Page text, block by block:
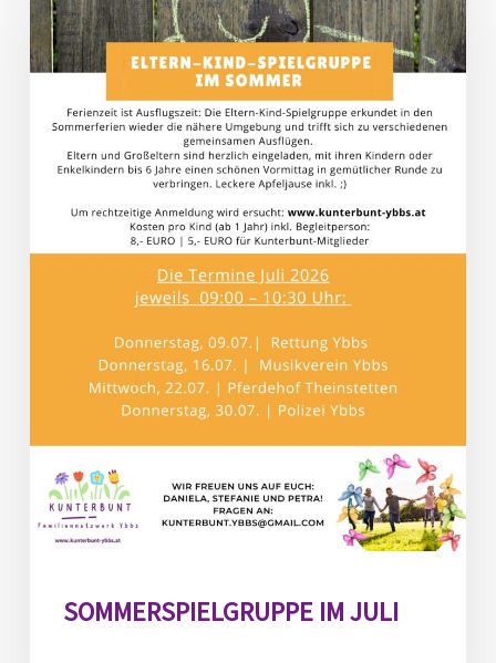
Juli
SOMMERSPIELGRUPPE IM JULI